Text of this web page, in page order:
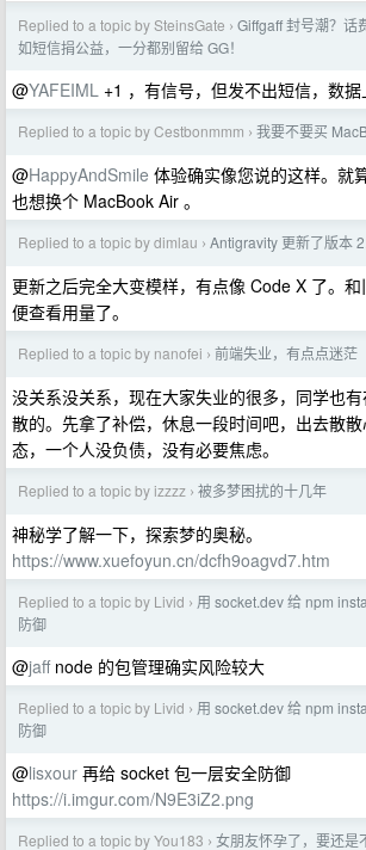
Replied to a topic by SteinsGate › Giffgaff 封号潮？话
如短信捐公益，一分都别留给 GG！
@YAFEIML +1 ，有信号，但发不出短信，数据
Replied to a topic by Cestbonmmm › 我要不要买
@HappyAndSmile 体验确实像您说的这样。就
也想换个 MacBook Air 。
Replied to a topic by dimlau › Antigravity 更新了版本
更新之后完全大变模样，有点像 Code X 了。
便查看用量了。
Replied to a topic by nanofei › 前端失业，有点点迷茫
没关系没关系，现在大家失业的很多，同学也
散的。先拿了补偿，休息一段时间吧，出去散
态，一个人没负债，没有必要焦虑。
Replied to a topic by izzzz › 被多梦困扰的十几年
神秘学了解一下，探索梦的奥秘。
https://www.xuefoyun.cn/dcfh9oagvd7.htm
Replied to a topic by Livid › 用 socket.dev 给 npm
防御
@jaffnode 的包管理确实风险较大
Replied to a topic by Livid › 用 socket.dev 给 npm
防御
@lisxour 再给 socket 包一层安全防御
https://i.imgur.com/N9E3iZ2.png
Replied to a topic by You183 › 女朋友怀孕了，要还是